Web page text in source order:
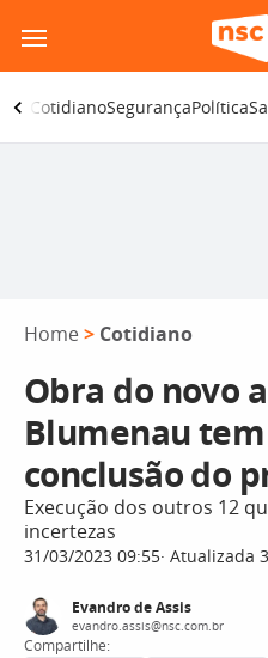
para
o
conteúdo
CotidianoSegurançaPolítica
Home > Cotidiano
Obra do novo
Blumenau
conclusão do
Execução dos outros 12
incertezas
31/03/2023 09:55 Atualizada
Evandro de Assis
evandro.assis@nsc.com.br
Compartilhe: